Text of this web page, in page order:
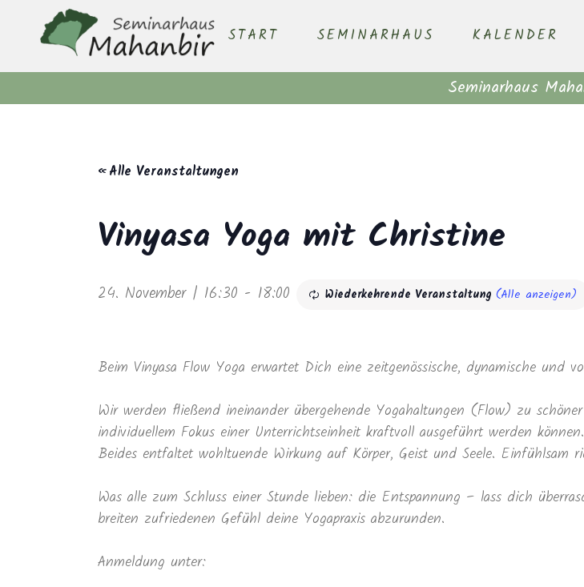
START SEMINARHAUS KALENDER
Seminarhaus
« Alle Veranstaltungen
Vinyasa Yoga mit Christine
24. November | 16:30 - 18:00 Wiederkehrende Veranstaltung (Alle anzeigen)
Beim Vinyasa Flow Yoga erwartet Dich eine zeitgenössische, dynamische und
Wir werden fließend ineinander übergehende Yogahaltungen (Flow) zu
individuellem Fokus einer Unterrichtseinheit kraftvoll ausgeführt werden
Beides entfaltet wohltuende Wirkung auf Körper, Geist und Seele. Einfühlsam
Was alle zum Schluss einer Stunde lieben: die Entspannung – lass dich
breiten zufriedenen Gefühl deine Yogapraxis abzurunden.
Anmeldung unter: